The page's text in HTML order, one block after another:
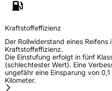
EPREL ID520905
Allgemeine Produktsicherheit
HerstellerkontaktDeldo
2930
Kraftstoffeffizienz
Der Rollwiderstand eines
Kraftstoffeffizienz.
Die Einstufung erfolgt in fünf
(schlechtester Wert). Eine
ungefähr eine Einsparung von
Kilometer.